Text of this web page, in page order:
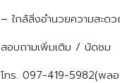
– ใกล้สิ่งอำนวยความสะด
สอบถามเพิ่มเติม / นัดชม
โทร. 097-419-5982(พล